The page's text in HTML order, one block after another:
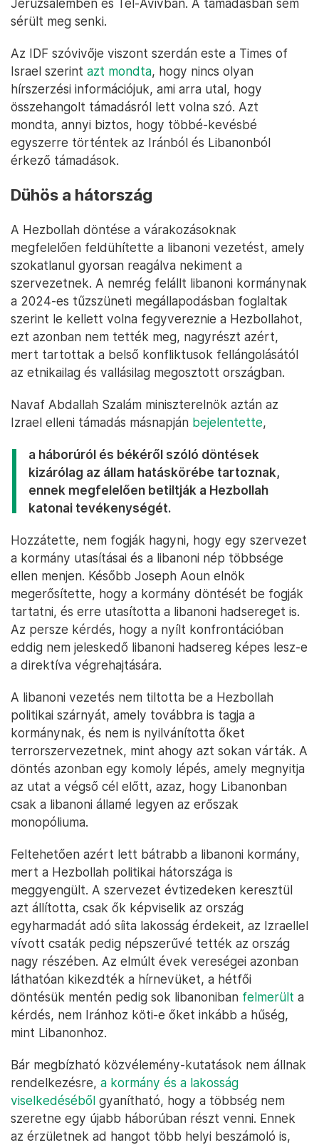
sérült meg senki.
Az IDF szóvivője viszont szerdán este a Times of
Israel szerint azt mondta, hogy nincs olyan
hírszerzési információjuk, ami arra utal, hogy
összehangolt támadásról lett volna szó. Azt
mondta, annyi biztos, hogy többé-kevésbé
egyszerre történtek az Iránból és Libanonból
érkező támadások.
Dühös a hátország
A Hezbollah döntése a várakozásoknak
megfelelően feldühítette a libanoni vezetést, amely
szokatlanul gyorsan reagálva nekiment a
szervezetnek. A nemrég felállt libanoni kormánynak
a 2024-es tűzszüneti megállapodásban foglaltak
szerint le kellett volna fegyvereznie a Hezbollahot,
ezt azonban nem tették meg, nagyrészt azért,
mert tartottak a belső konfliktusok fellángolásától
az etnikailag és vallásilag megosztott országban.
Navaf Abdallah Szalám miniszterelnök aztán az
Izrael elleni támadás másnapján bejelentette,
a háborúról és békéről szóló döntések
kizárólag az állam hatáskörébe tartoznak,
ennek megfelelően betiltják a Hezbollah
katonai tevékenységét.
Hozzátette, nem fogják hagyni, hogy egy szervezet
a kormány utasításai és a libanoni nép többsége
ellen menjen. Később Joseph Aoun elnök
megerősítette, hogy a kormány döntését be fogják
tartatni, és erre utasította a libanoni hadsereget is.
Az persze kérdés, hogy a nyílt konfrontációban
eddig nem jeleskedő libanoni hadsereg képes lesz-e
a direktíva végrehajtására.
A libanoni vezetés nem tiltotta be a Hezbollah
politikai szárnyát, amely továbbra is tagja a
kormánynak, és nem is nyilvánította őket
terrorszervezetnek, mint ahogy azt sokan várták. A
döntés azonban egy komoly lépés, amely megnyitja
az utat a végső cél előtt, azaz, hogy Libanonban
csak a libanoni államé legyen az erőszak
monopóliuma.
Feltehetően azért lett bátrabb a libanoni kormány,
mert a Hezbollah politikai hátországa is
meggyengült. A szervezet évtizedeken keresztül
azt állította, csak ők képviselik az ország
egyharmadát adó síita lakosság érdekeit, az Izraellel
vívott csaták pedig népszerűvé tették az ország
nagy részében. Az elmúlt évek vereségei azonban
láthatóan kikezdték a hírnevüket, a hétfői
döntésük mentén pedig sok libanoniban felmerült a
kérdés, nem Iránhoz köti-e őket inkább a hűség,
mint Libanonhoz.
Bár megbízható közvélemény-kutatások nem állnak
rendelkezésre, a kormány és a lakosság
viselkedéséből gyanítható, hogy a többség nem
szeretne egy újabb háborúban részt venni. Ennek
az érzületnek ad hangot több helyi beszámoló is,